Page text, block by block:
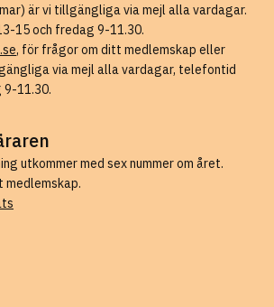
är vi tillgängliga via mejl alla vardagar.
15 och fredag 9-11.30.
, för frågor om ditt medlemskap eller
via mejl alla vardagar, telefontid
9-11.30.
utkommer med sex nummer om året.
medlemskap.